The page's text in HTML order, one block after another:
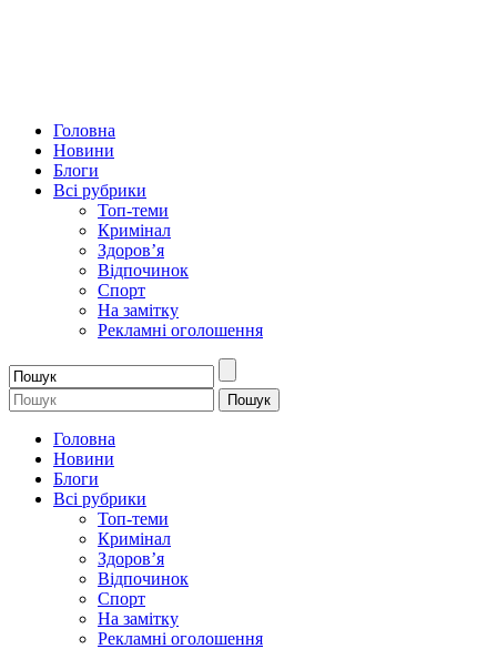
Головна
Новини
Блоги
Всі рубрики
Топ-теми
Кримінал
Здоров’я
Відпочинок
Спорт
На замітку
Рекламні оголошення
Головна
Новини
Блоги
Всі рубрики
Топ-теми
Кримінал
Здоров’я
Відпочинок
Спорт
На замітку
Рекламні оголошення